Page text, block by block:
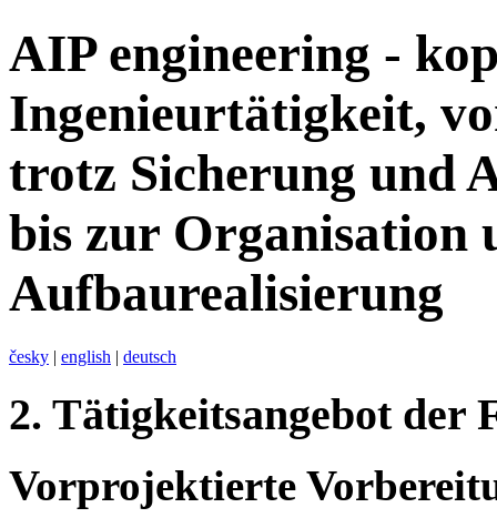
AIP engineering -
Ingenieurtätigkeit,
trotz Sicherung und
bis zur Organisation
Aufbaurealisierung
česky | english | deutsch
2. Tätigkeitsangebot der
Vorprojektierte